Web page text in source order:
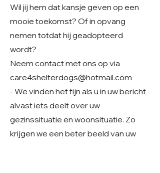
Wil jij hem dat kansje geven op een
mooie toekomst? Of in opvang
nemen totdat hij geadopteerd
wordt?
Neem contact met ons op via
care4shelterdogs@hotmail.com
- We vinden het fijn als u in uw bericht
alvast iets deelt over uw
gezinssituatie en woonsituatie. Zo
krijgen we een beter beeld van uw